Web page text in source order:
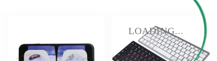
LOADING...